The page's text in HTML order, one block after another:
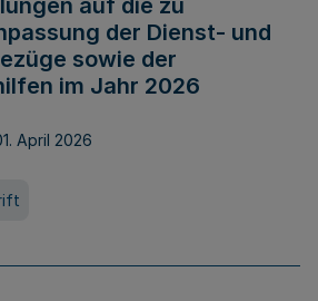
auf die zu
der Dienst- und
sowie der
im Jahr 2026
April 2026